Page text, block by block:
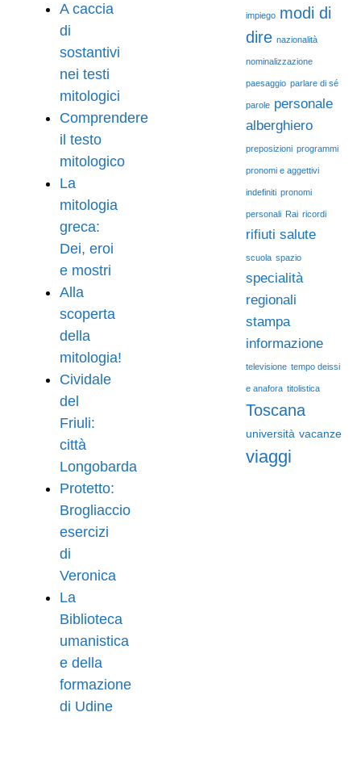
A caccia
di
sostantivi
nei testi
mitologici
Comprendere
il testo
mitologico
La
mitologia
greca:
Dei, eroi
e mostri
Alla
scoperta
della
mitologia!
Cividale
del
Friuli:
città
Longobarda
Protetto:
Brogliaccio
esercizi
di
Veronica
La
Biblioteca
umanistica
e della
formazione
di Udine
impiego modi di
dire nazionalità
nominalizzazione
paesaggio parlare di sé
parole personale
alberghiero
preposizioni programmi
pronomi e aggettivi
indefiniti pronomi
personali Rai ricordi
rifiuti salute
scuola spazio
specialità
regionali
stampa
informazione
televisione tempo deissi
e anafora titolistica
Toscana
università vacanze
viaggi